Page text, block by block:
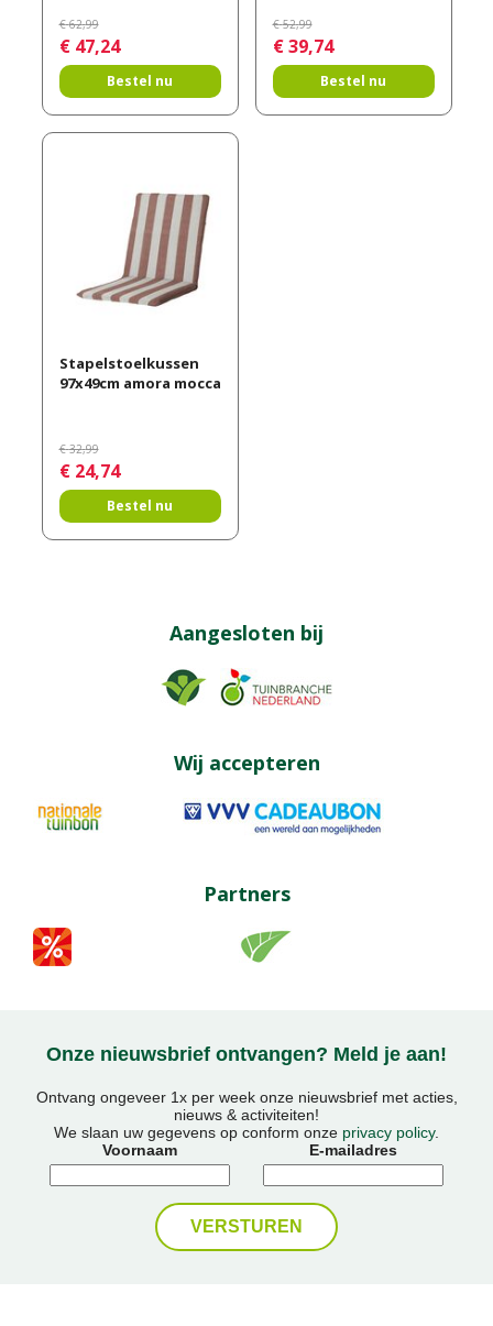
€ 62,99
€ 47,24
Bestel nu
€ 52,99
€ 39,74
Bestel nu
Stapelstoelkussen
97x49cm amora mocca
€ 32,99
€ 24,74
Bestel nu
Aangesloten bij
Wij accepteren
Partners
Onze nieuwsbrief ontvangen? Meld je aan!
Ontvang ongeveer 1x per week onze nieuwsbrief met acties,
nieuws & activiteiten!
We slaan uw gegevens op conform onze privacy policy.
Voornaam
E-mailadres